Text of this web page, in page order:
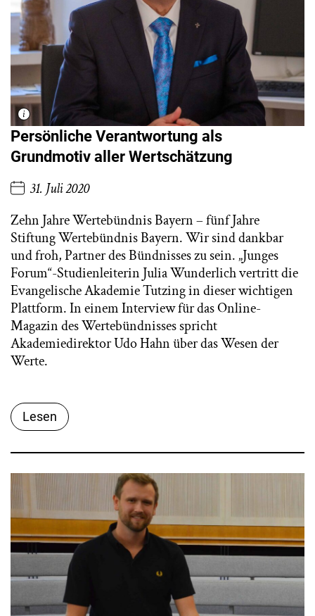
Persönliche Verantwortung als
Grundmotiv aller Wertschätzung
31. Juli 2020
Zehn Jahre Wertebündnis Bayern – fünf Jahre
Stiftung Wertebündnis Bayern. Wir sind dankbar
und froh, Partner des Bündnisses zu sein. „Junges
Forum“-Studienleiterin Julia Wunderlich vertritt die
Evangelische Akademie Tutzing in dieser wichtigen
Plattform. In einem Interview für das Online-
Magazin des Wertebündnisses spricht
Akademiedirektor Udo Hahn über das Wesen der
Werte.
Lesen